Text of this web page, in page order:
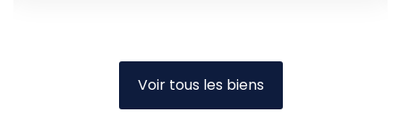
Voir tous les biens